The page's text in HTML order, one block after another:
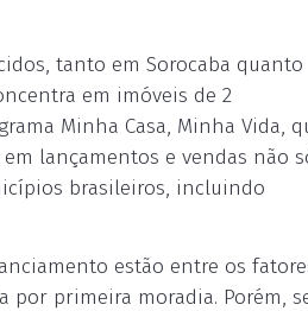
tanto em Sorocaba quanto
em imóveis de 2
Minha Casa, Minha Vida,
lançamentos e vendas não
brasileiros, incluindo
estão entre os
primeira moradia. Porém,